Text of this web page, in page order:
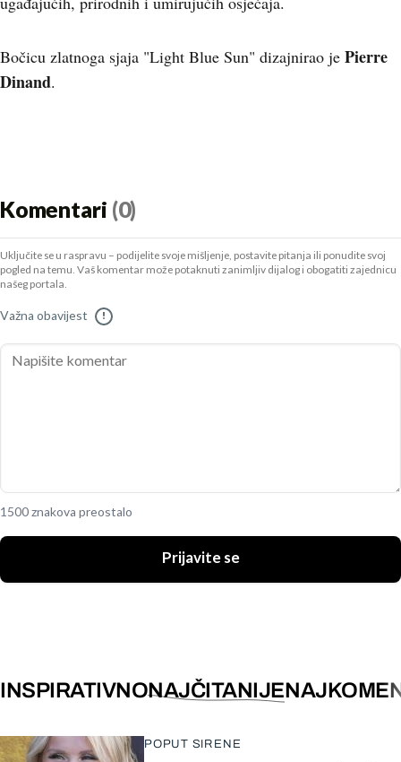
Bočicu zlatnoga sjaja "Light Blue Sun" dizajnirao je Pierre
Dinand.
Komentari (0)
Uključite se u raspravu – podijelite svoje mišljenje, postavite pitanja ili ponudite svoj
pogled na temu. Vaš komentar može potaknuti zanimljiv dijalog i obogatiti zajednicu
našeg portala.
Važna obavijest !
1500 znakova preostalo
Prijavite se
INSPIRATIVNONAJČITANIJE
POPUT SIRENE